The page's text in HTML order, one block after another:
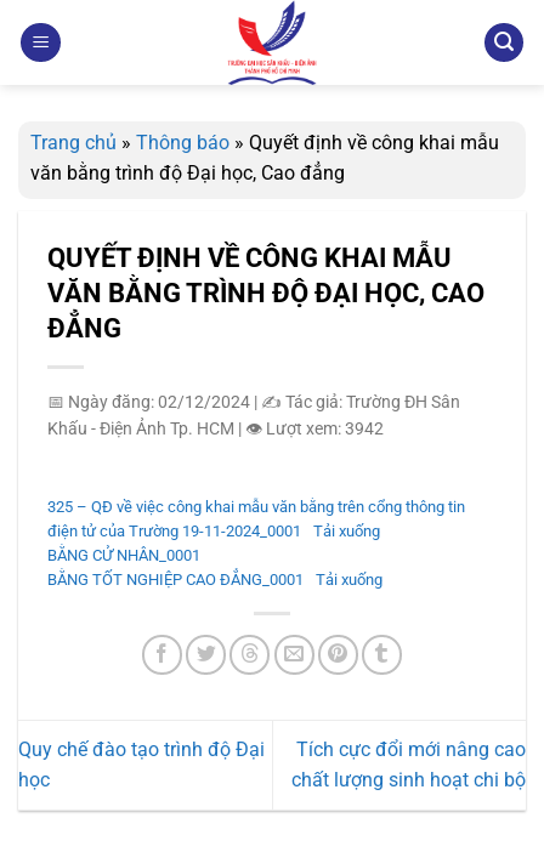
qua
Trang chủ » Thông báo » Quyết định về công khai mẫu
văn bằng trình độ Đại học, Cao đẳng
QUYẾT ĐỊNH VỀ CÔNG KHAI MẪU
VĂN BẰNG TRÌNH ĐỘ ĐẠI HỌC, CAO
ĐẲNG
📅 Ngày đăng: 02/12/2024 | ✍️ Tác giả: Trường ĐH Sân
Khấu - Điện Ảnh Tp. HCM | 👁️ Lượt xem: 3942
325 – QĐ về việc công khai mẫu văn bằng trên cổng thông tin
điện tử của Trường 19-11-2024_0001
Tải xuống
BẰNG CỬ NHÂN_0001
BẰNG TỐT NGHIỆP CAO ĐẲNG_0001
Tải xuống
Quy chế đào tạo trình độ Đại
học
Tích cực đổi mới nâng cao
chất lượng sinh hoạt chi bộ